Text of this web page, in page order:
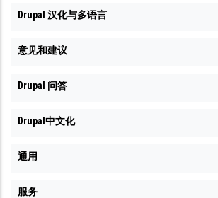
Drupal 汉化与多语言
意见和建议
Drupal 问答
Drupal中文化
通用
服务